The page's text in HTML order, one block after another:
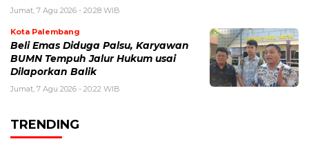
Jumat, 7 Agu 2026 - 20:28 WIB
Kota Palembang
Beli Emas Diduga Palsu, Karyawan
BUMN Tempuh Jalur Hukum usai
Dilaporkan Balik
Jumat, 7 Agu 2026 - 20:22 WIB
TRENDING